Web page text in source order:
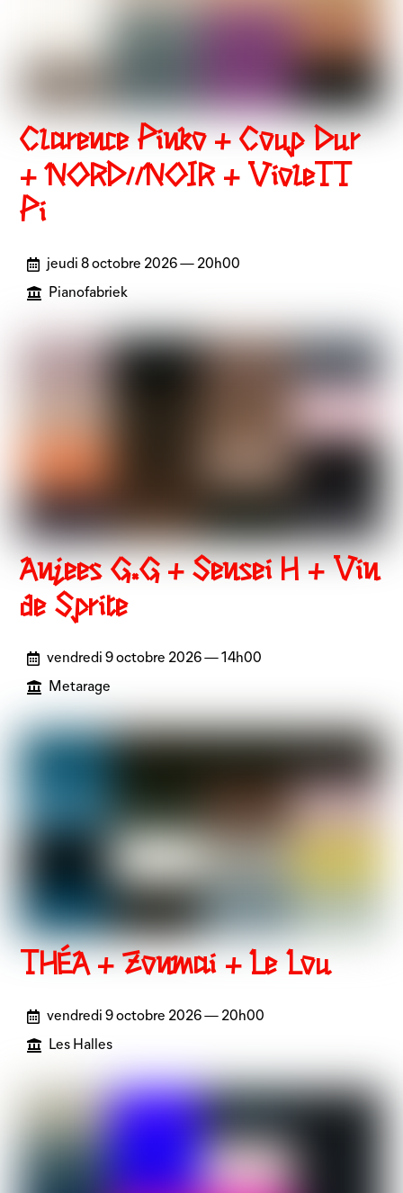
Clarence Pinko + Coup Dur
+ NORD//NOIR + VioleTT
Pi
jeudi 8 octobre 2026 — 20h00
Pianofabriek
Anjees G.G + Sensei H + Vin
de Sprite
vendredi 9 octobre 2026 — 14h00
Metarage
THÉA + Zonmai + Le Lou
vendredi 9 octobre 2026 — 20h00
Les Halles